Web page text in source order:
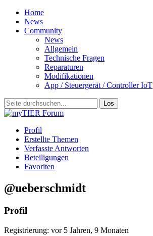
Home
News
Community
News
Allgemein
Technische Fragen
Reparaturen
Modifikationen
App / Steuergerät / Controller IoT
Profil
Erstellte Themen
Verfasste Antworten
Beteiligungen
Favoriten
@ueberschmidt
Profil
Registrierung: vor 5 Jahren, 9 Monaten